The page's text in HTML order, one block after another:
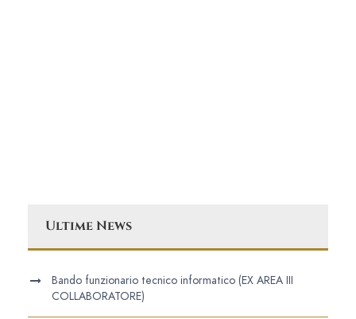
Ultime News
Bando funzionario tecnico informatico (EX AREA III
COLLABORATORE)